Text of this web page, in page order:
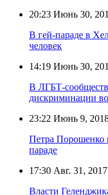
20:23 Июнь 30,
В гей-параде в
человек
14:19 Июнь 30,
В ЛГБТ-
дискриминации
23:22 Июнь 9,
Петра Порошенко
параде
17:30 Авг. 31, 2017
Власти